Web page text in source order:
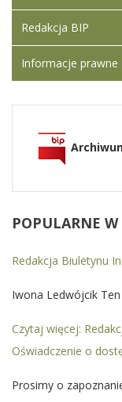
Redakcja BIP
Informacje prawne
POPULARNE W
Redakcja Biuletynu
Iwona Ledwójcik
Czytaj więcej:
Oświadczenie o
Prosimy o